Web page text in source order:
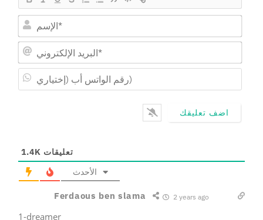
1.4K تعليقات
الأحدث
Ferdaous ben slama 2 years ago
1-dreamer